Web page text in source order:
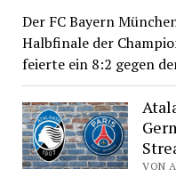
Der FC Bayern
Halbfinale der
feierte ein 8:2 gegen
VON